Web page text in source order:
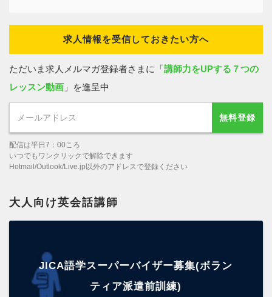
求人情報を受信しておきたい方へ
ただいま求人メルマガ登録者さまに「 講師力をUPする７つの
レッスン動画 」を進呈中
無料登録
配信は平日7：00ころ
いつでもワンクリックで解除できます
Hotmail/Outlook/Live.jp以外のアドレスで登録ください
大人向け英会話講師
JICA語学スーパーバイザー募集(ボラン
ティア派遣前訓練)